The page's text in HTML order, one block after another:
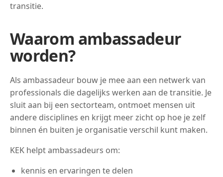
transitie.
Waarom ambassadeur
worden?
Als ambassadeur bouw je mee aan een netwerk van
professionals die dagelijks werken aan de transitie. Je
sluit aan bij een sectorteam, ontmoet mensen uit
andere disciplines en krijgt meer zicht op hoe je zelf
binnen én buiten je organisatie verschil kunt maken.
KEK helpt ambassadeurs om:
kennis en ervaringen te delen